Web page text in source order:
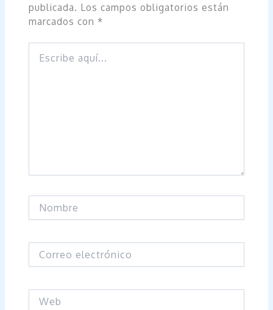
publicada. Los campos obligatorios están
marcados con *
aquí...
electrónico